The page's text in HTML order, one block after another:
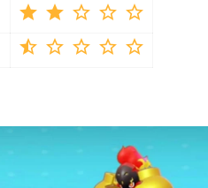
star star star_border star_border star_border
star_half star_border star_border star_border star_border